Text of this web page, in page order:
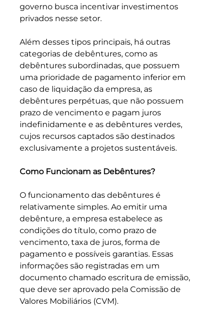
governo busca incentivar investimentos
privados nesse setor.
Além desses tipos principais, há outras
categorias de debêntures, como as
debêntures subordinadas, que possuem
uma prioridade de pagamento inferior em
caso de liquidação da empresa, as
debêntures perpétuas, que não possuem
prazo de vencimento e pagam juros
indefinidamente e as debêntures verdes,
cujos recursos captados são destinados
exclusivamente a projetos sustentáveis.
Como Funcionam as Debêntures?
O funcionamento das debêntures é
relativamente simples. Ao emitir uma
debênture, a empresa estabelece as
condições do título, como prazo de
vencimento, taxa de juros, forma de
pagamento e possíveis garantias. Essas
informações são registradas em um
documento chamado escritura de emissão,
que deve ser aprovado pela Comissão de
Valores Mobiliários (CVM).